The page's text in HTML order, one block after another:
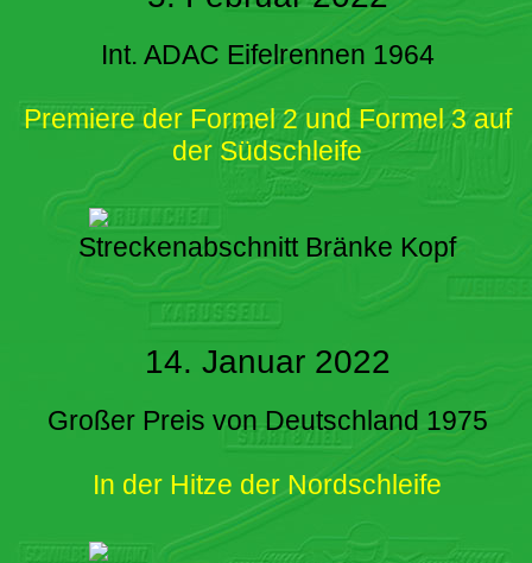
Int. ADAC Eifelrennen 1964
Premiere der Formel 2 und Formel 3 auf
der Südschleife
Streckenabschnitt Bränke Kopf
14. Januar 2022
Großer Preis von Deutschland 1975
In der Hitze der Nordschleife